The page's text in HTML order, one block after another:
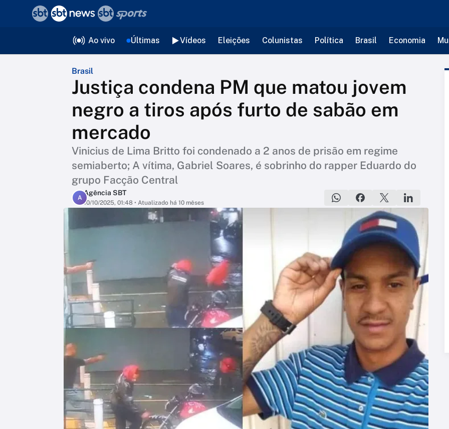
Ao vivo Últimas Vídeos Eleições Colunistas Política Brasil Economia
Brasil
Justiça condena PM que matou jovem
negro a tiros após furto de sabão em
mercado
Vinicius de Lima Britto foi condenado a 2 anos de prisão em regime
semiaberto; A vítima, Gabriel Soares, é sobrinho do rapper Eduardo do
grupo Facção Central
A
Agência SBT
10/10/2025, 01:48 • Atualizado há 10 mêses
voltar
Editorias